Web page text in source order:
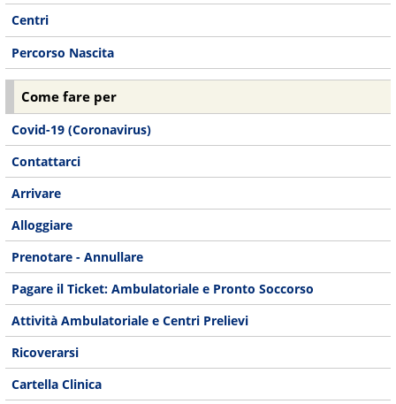
Centri
Percorso Nascita
Come fare per
Covid-19 (Coronavirus)
Contattarci
Arrivare
Alloggiare
Prenotare - Annullare
Pagare il Ticket: Ambulatoriale e Pronto Soccorso
Attività Ambulatoriale e Centri Prelievi
Ricoverarsi
Cartella Clinica